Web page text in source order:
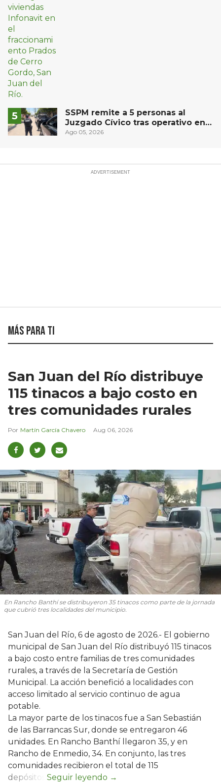
SSPM remite a 5 personas al
Juzgado Cívico tras operativo en
San Juan del Río
Ago 05, 2026
Más para ti
San Juan del Río distribuye
115 tinacos a bajo costo en
tres comunidades rurales
Martín García Chavero Aug 06, 2026
En Rancho Banthí se distribuyeron 35 tinacos como parte de la jornada
que cubrió tres localidades del municipio.
San Juan del Río, 6 de agosto de 2026.- El gobierno
municipal de San Juan del Río distribuyó 115 tinacos
a bajo costo entre familias de tres comunidades
rurales, a través de la Secretaría de Gestión
Municipal. La acción benefició a localidades con
acceso limitado al servicio continuo de agua
potable.
La mayor parte de los tinacos fue a San Sebastián
de las Barrancas Sur, donde se entregaron 46
unidades. En Rancho Banthí llegaron 35, y en
Rancho de Enmedio, 34. En conjunto, las tres
comunidades recibieron el total de 115
depósitos.